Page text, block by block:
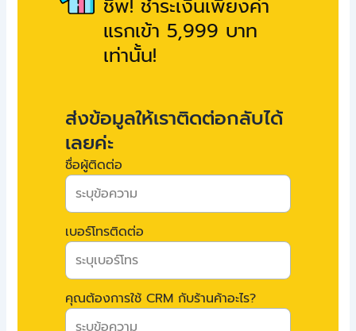
ชีพ! ชำระเงินเพียงค่า
แรกเข้า 5,999 บาท
เท่านั้น!
ส่งข้อมูลให้เราติดต่อกลับได้
เลยค่ะ
ชื่อผู้ติดต่อ
เบอร์โทรติดต่อ
คุณต้องการใช้ CRM กับร้านค้าอะไร?